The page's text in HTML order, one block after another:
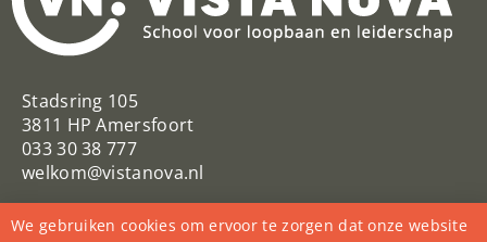
Stadsring 105
3811 HP Amersfoort
033 30 38 777
welkom@vistanova.nl
VistaNovaSchool
Vista Nova
We gebruiken cookies om ervoor te zorgen dat onze website